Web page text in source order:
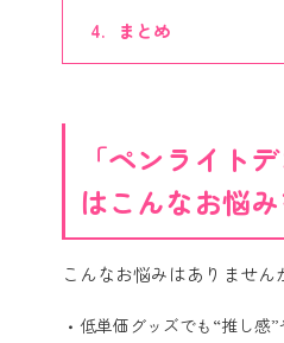
まとめ
「ペンライト
はこんなお悩み
こんなお悩みはありません
低単価グッズでも“推し感